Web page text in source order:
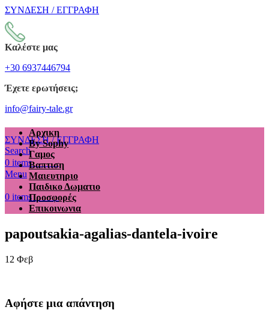
ΣΥΝΔΕΣΗ / ΕΓΓΡΑΦΗ
Καλέστε μας
+30 6937446794
Έχετε ερωτήσεις;
info@fairy-tale.gr
ΣΥΝΔΕΣΗ / ΕΓΓΡΑΦΗ
Search
0 items €0.00
Menu
0 items €0.00
Αρχικη
By Sophy
Γαμος
Βαπτιση
Μαιευτηριο
Παιδικο Δωματιο
Προσφορές
Επικοινωνια
papoutsakia-agalias-dantela-ivoire
12 Φεβ
Αφήστε μια απάντηση